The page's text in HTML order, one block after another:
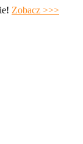
Zobacz >>>